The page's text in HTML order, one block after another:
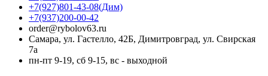
+7(927)801-43-08(Дим)
+7(937)200-00-42
order@rybolov63.ru
Самара, ул. Гастелло, 42Б, Димитровград, ул. Свирская
7а
пн-пт 9-19, сб 9-15, вс - выходной